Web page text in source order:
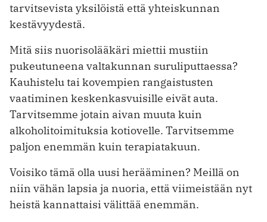
tarvitsevista yksilöistä että yhteiskunnan
kestävyydestä.
Mitä siis nuorisolääkäri miettii mustiin
pukeutuneena valtakunnan suruliputtaessa?
Kauhistelu tai kovempien rangaistusten
vaatiminen keskenkasvuisille eivät auta.
Tarvitsemme jotain aivan muuta kuin
alkoholitoimituksia kotiovelle. Tarvitsemme
paljon enemmän kuin terapiatakuun.
Voisiko tämä olla uusi herääminen? Meillä on
niin vähän lapsia ja nuoria, että viimeistään nyt
heistä kannattaisi välittää enemmän.